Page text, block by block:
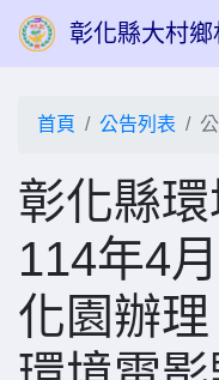
彰化縣大村
首頁 公告列表
彰化縣
114年4
化園辦